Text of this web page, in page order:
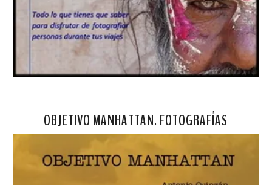
OBJETIVO MANHATTAN. FOTOGRAFÍAS